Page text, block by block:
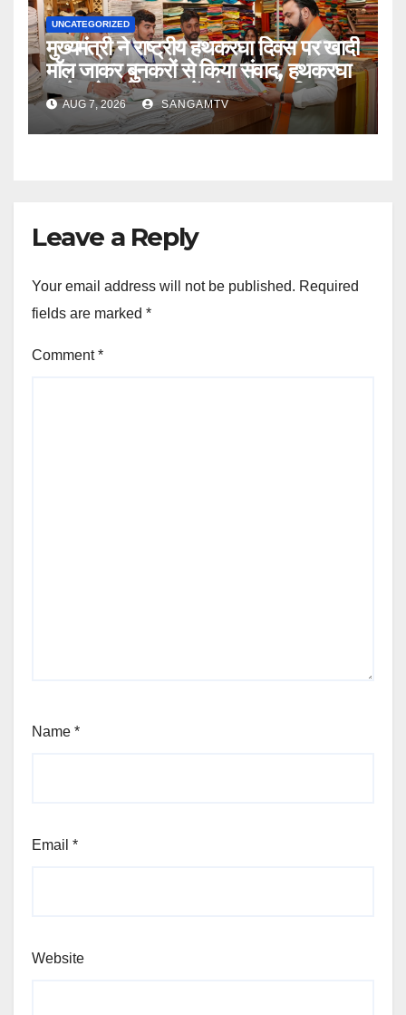
UNCATEGORIZED
मुख्यमंत्री ने राष्ट्रीय हथकरघा दिवस पर खादी
मॉल जाकर बुनकरों से किया संवाद, हथकरघा
उद्योग से जुड़े कामगारों को सरकार की तरफ
से हरसंभव मदद का दिया भरोसा
AUG 7, 2026 SANGAMTV
Leave a Reply
Your email address will not be published. Required
fields are marked *
Comment*
Name *
Email *
Website